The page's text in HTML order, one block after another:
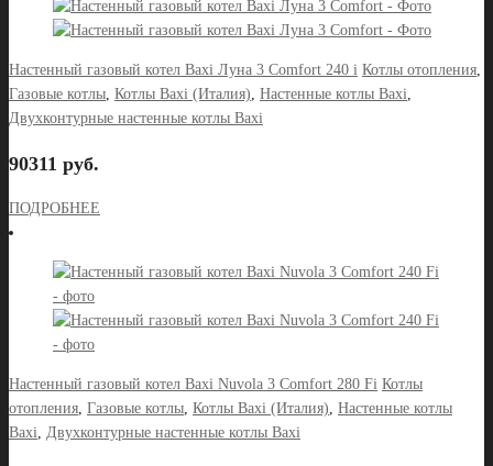
Настенный газовый котел Baxi Луна 3 Comfort 240 i Котлы отопления,
Газовые котлы, Котлы Baxi (Италия), Настенные котлы Baxi,
Двухконтурные настенные котлы Baxi
90311 руб.
ПОДРОБНЕЕ
Настенный газовый котел Baxi Nuvola 3 Comfort 280 Fi Котлы
отопления, Газовые котлы, Котлы Baxi (Италия), Настенные котлы
Baxi, Двухконтурные настенные котлы Baxi